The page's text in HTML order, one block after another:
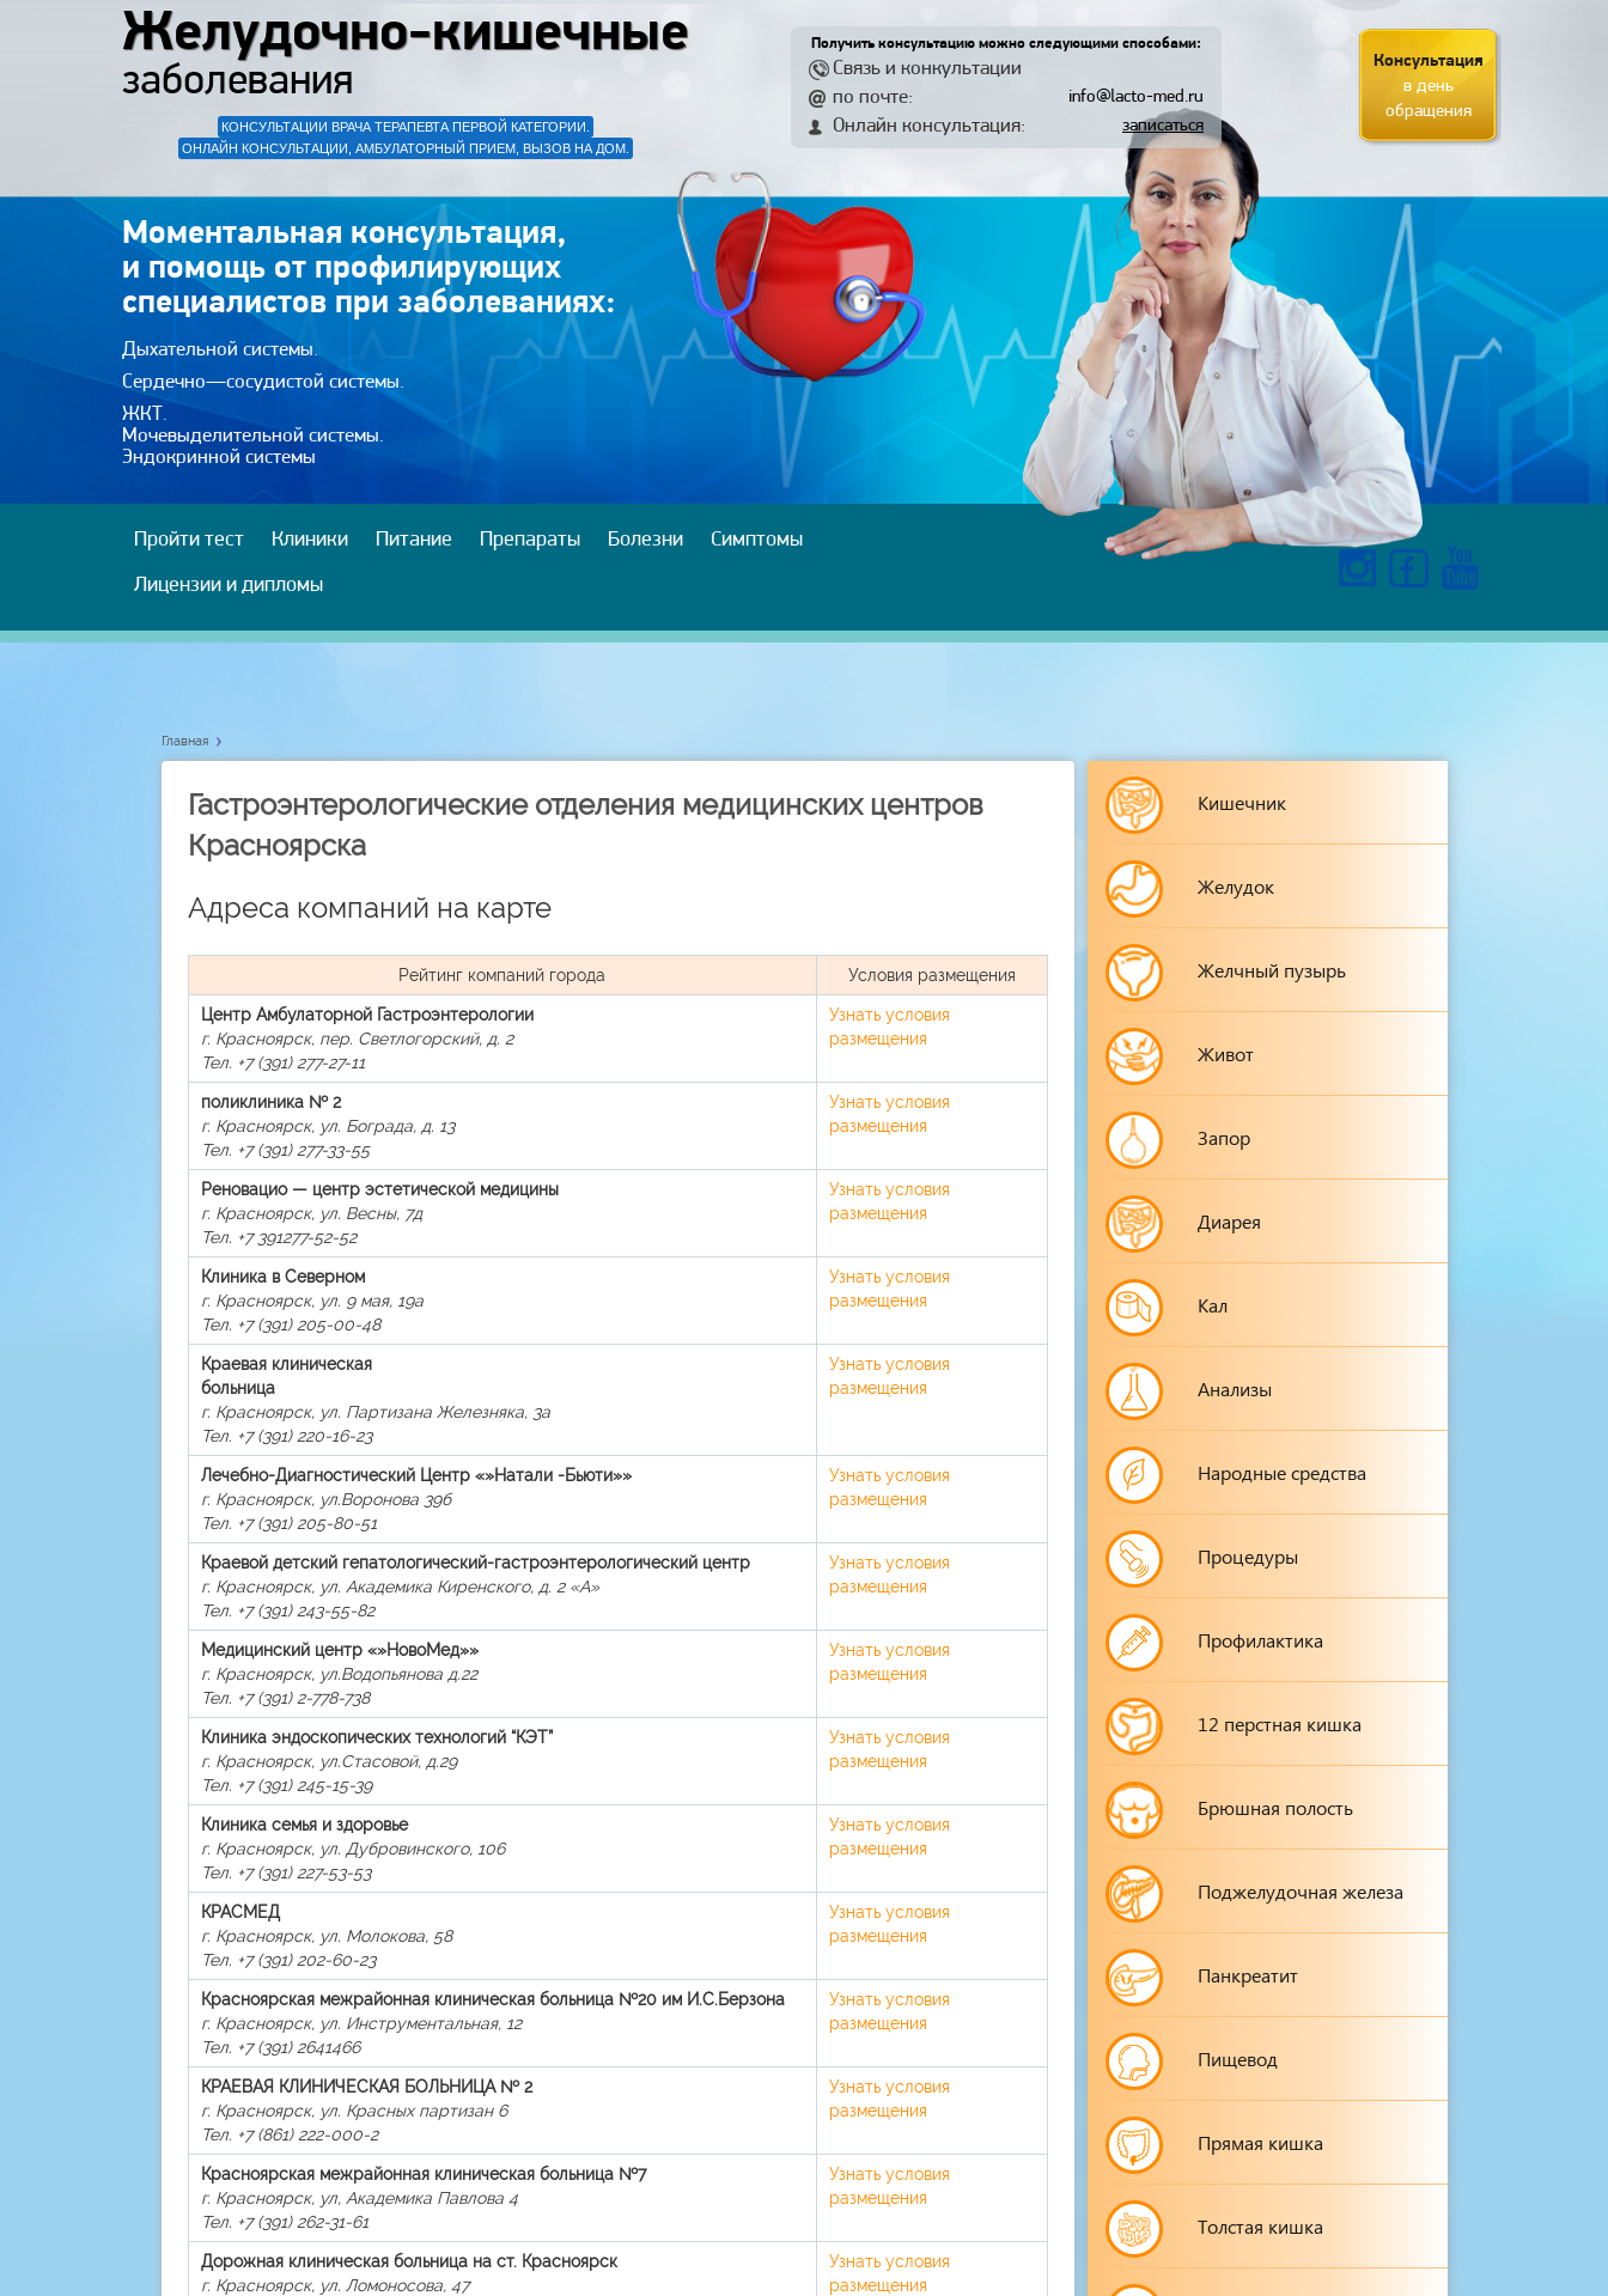
Желудочно-кишечные
заболевания
КОНСУЛЬТАЦИИ ВРАЧА ТЕРАПЕВТА ПЕРВОЙ КАТЕГОРИИ.
ОНЛАЙН КОНСУЛЬТАЦИИ, АМБУЛАТОРНЫЙ ПРИЕМ, ВЫЗОВ НА ДОМ.
Получить консультацию можно следующими способами:
Связь и конкультации
по почте:
info@lacto-med.ru
Онлайн консультация: записаться
Консультация
в день
обращения
Моментальная консультация,
и помощь от профилирующих
специалистов при заболеваниях:
Дыхательной системы.
Сердечно—сосудистой системы.
ЖКТ.
Мочевыделительной системы.
Эндокринной системы
Пройти тест Клиники Питание Препараты Болезни
Симптомы
Лицензии и дипломы
Главная
Гастроэнтерологические отделения медицинских центров
Красноярска
Адреса компаний на карте
Рейтинг компаний города Условия размещения
Центр Амбулаторной Гастроэнтерологии
г. Красноярск, пер. Светлогорский, д. 2
Тел. +7 (391) 277-27-11
Узнать условия
размещения
поликлиника № 2
г. Красноярск, ул. Бограда, д. 13
Тел. +7 (391) 277-33-55
Узнать условия
размещения
Реновацио — центр эстетической медицины
г. Красноярск, ул. Весны, 7д
Тел. +7 391277-52-52
Узнать условия
размещения
Клиника в Cеверном
г. Красноярск, ул. 9 мая, 19а
Тел. +7 (391) 205-00-48
Узнать условия
размещения
Краевая клиническая
больница
г. Красноярск, ул. Партизана Железняка, 3а
Тел. +7 (391) 220-16-23
Узнать условия
размещения
Лечебно-Диагностический Центр «»Натали -Бьюти»»
г. Красноярск, ул.Воронова 39б
Тел. +7 (391) 205-80-51
Узнать условия
размещения
Краевой детский гепатологический-гастроэнтерологический центр
г. Красноярск, ул. Академика Киренского, д. 2 «А»
Тел. +7 (391) 243-55-82
Узнать условия
размещения
Медицинский центр «»НовоМед»»
г. Красноярск, ул.Водопьянова д.22
Тел. +7 (391) 2-778-738
Узнать условия
размещения
Клиника эндоскопических технологий “КЭТ”
г. Красноярск, ул.Стасовой, д.29
Тел. +7 (391) 245-15-39
Узнать условия
размещения
Клиника семья и здоровье
г. Красноярск, ул. Дубровинского, 106
Тел. +7 (391) 227-53-53
Узнать условия
размещения
КРАСМЕД
г. Красноярск, ул. Молокова, 58
Тел. +7 (391) 202-60-23
Узнать условия
размещения
Красноярская межрайонная клиническая больница №20 им И.С.Берзона
г. Красноярск, ул. Инструментальная, 12
Тел. +7 (391) 2641466
Узнать условия
размещения
КРАЕВАЯ КЛИНИЧЕСКАЯ БОЛЬНИЦА № 2
г. Красноярск, ул. Красных партизан 6
Тел. +7 (861) 222-000-2
Узнать условия
размещения
Красноярская межрайонная клиническая больница №7
г. Красноярск, ул, Академика Павлова 4
Тел. +7 (391) 262-31-61
Узнать условия
размещения
Дорожная клиническая больница на ст. Красноярск
г. Красноярск, ул. Ломоносова, 47
Узнать условия
размещения
Кишечник
Желудок
Желчный пузырь
Живот
Запор
Диарея
Кал
Анализы
Народные средства
Процедуры
Профилактика
12 перстная кишка
Брюшная полость
Поджелудочная железа
Панкреатит
Пищевод
Прямая кишка
Толстая кишка